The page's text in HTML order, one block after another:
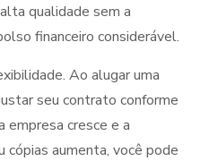
qualidade sem a
financeiro considerável.
Ao alugar uma
seu contrato conforme
empresa cresce e a
cópias aumenta, você pode